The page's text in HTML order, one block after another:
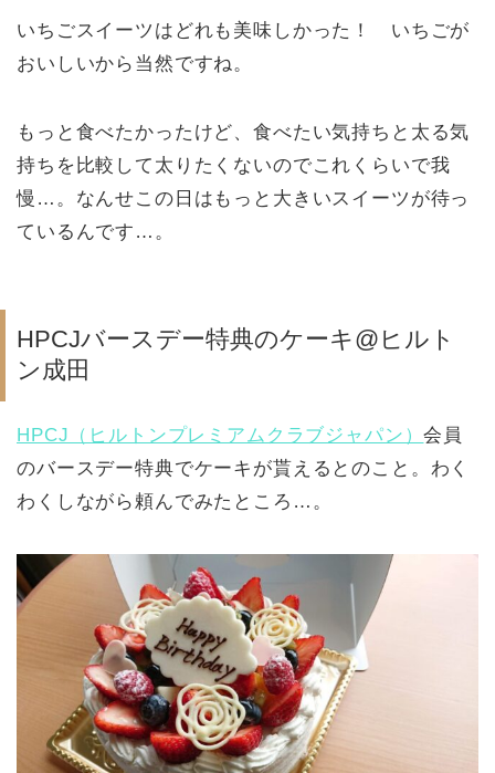
いちごスイーツはどれも美味しかった！ いちごが
おいしいから当然ですね。
もっと食べたかったけど、食べたい気持ちと太る気
持ちを比較して太りたくないのでこれくらいで我
慢…。なんせこの日はもっと大きいスイーツが待っ
ているんです…。
HPCJバースデー特典のケーキ@ヒルト
ン成田
HPCJ（ヒルトンプレミアムクラブジャパン）会員
のバースデー特典でケーキが貰えるとのこと。わく
わくしながら頼んでみたところ…。